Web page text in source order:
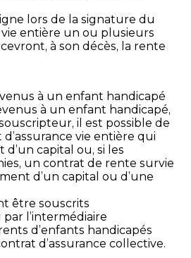
lors de la signature du
vie entière un ou plusieurs
à son décès, la rente
à un enfant handicapé
à un enfant handicapé,
il est possible de
vie entière qui
capital ou, si les
un contrat de rente survie
d’un capital ou d’une
être souscrits
l’intermédiaire
d’enfants handicapés
d’assurance collective.